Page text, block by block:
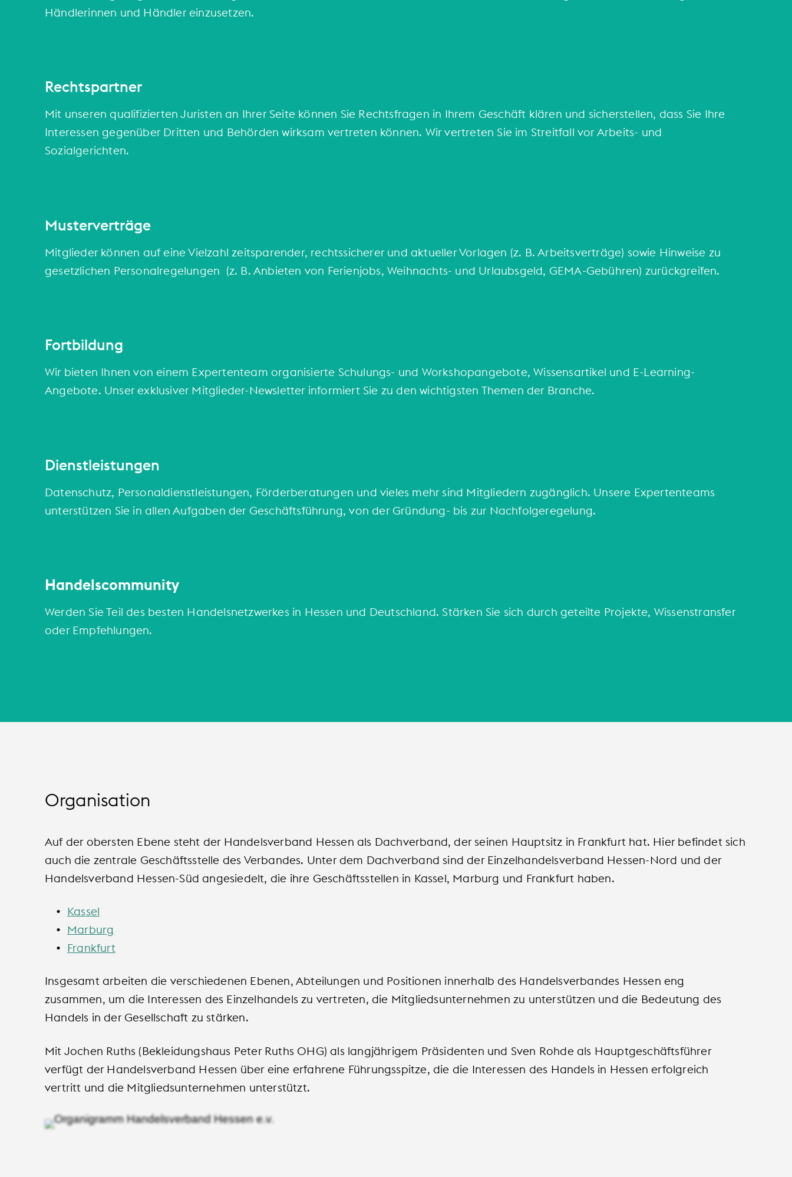
Händlerinnen und Händler einzusetzen.
Rechtspartner
Mit unseren qualifizierten Juristen an Ihrer Seite können Sie Rechtsfragen in Ihrem Geschäft klären und sicherstellen, dass Sie Ihre
Interessen gegenüber Dritten und Behörden wirksam vertreten können. Wir vertreten Sie im Streitfall vor Arbeits- und
Sozialgerichten.
Musterverträge
Mitglieder können auf eine Vielzahl zeitsparender, rechtssicherer und aktueller Vorlagen (z. B. Arbeitsverträge) sowie Hinweise zu
gesetzlichen Personalregelungen (z. B. Anbieten von Ferienjobs, Weihnachts- und Urlaubsgeld, GEMA-Gebühren) zurückgreifen.
Fortbildung
Wir bieten Ihnen von einem Expertenteam organisierte Schulungs- und Workshopangebote, Wissensartikel und E-Learning-
Angebote. Unser exklusiver Mitglieder-Newsletter informiert Sie zu den wichtigsten Themen der Branche.
Dienstleistungen
Datenschutz, Personaldienstleistungen, Förderberatungen und vieles mehr sind Mitgliedern zugänglich. Unsere Expertenteams
unterstützen Sie in allen Aufgaben der Geschäftsführung, von der Gründung- bis zur Nachfolgeregelung.
Handelscommunity
Werden Sie Teil des besten Handelsnetzwerkes in Hessen und Deutschland. Stärken Sie sich durch geteilte Projekte, Wissenstransfer
oder Empfehlungen.
Organisation
Auf der obersten Ebene steht der Handelsverband Hessen als Dachverband, der seinen Hauptsitz in Frankfurt hat. Hier befindet sich
auch die zentrale Geschäftsstelle des Verbandes. Unter dem Dachverband sind der Einzelhandelsverband Hessen-Nord und der
Handelsverband Hessen-Süd angesiedelt, die ihre Geschäftsstellen in Kassel, Marburg und Frankfurt haben.
Kassel
Marburg
Frankfurt
Insgesamt arbeiten die verschiedenen Ebenen, Abteilungen und Positionen innerhalb des Handelsverbandes Hessen eng
zusammen, um die Interessen des Einzelhandels zu vertreten, die Mitgliedsunternehmen zu unterstützen und die Bedeutung des
Handels in der Gesellschaft zu stärken.
Mit Jochen Ruths (Bekleidungshaus Peter Ruths OHG) als langjährigem Präsidenten und Sven Rohde als Hauptgeschäftsführer
verfügt der Handelsverband Hessen über eine erfahrene Führungsspitze, die die Interessen des Handels in Hessen erfolgreich
vertritt und die Mitgliedsunternehmen unterstützt.